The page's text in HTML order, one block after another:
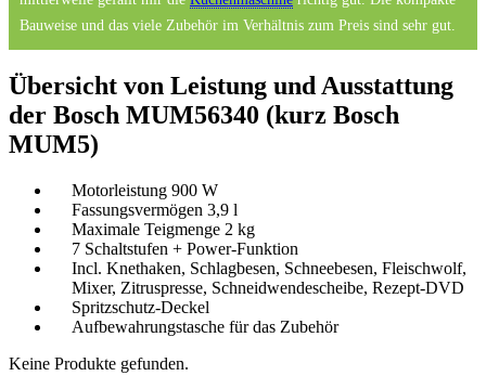
Bauweise und das viele Zubehör im Verhältnis zum Preis sind sehr gut.
Übersicht von Leistung und Ausstattung
der Bosch MUM56340 (kurz Bosch
MUM5)
Motorleistung 900 W
Fassungsvermögen 3,9 l
Maximale Teigmenge 2 kg
7 Schaltstufen + Power-Funktion
Incl. Knethaken, Schlagbesen, Schneebesen, Fleischwolf,
Mixer, Zitruspresse, Schneidwendescheibe, Rezept-DVD
Spritzschutz-Deckel
Aufbewahrungstasche für das Zubehör
Keine Produkte gefunden.